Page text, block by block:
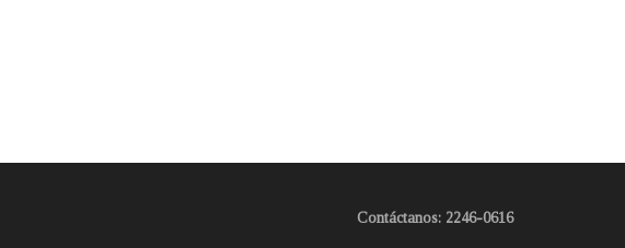
Contáctanos: 2246-0616